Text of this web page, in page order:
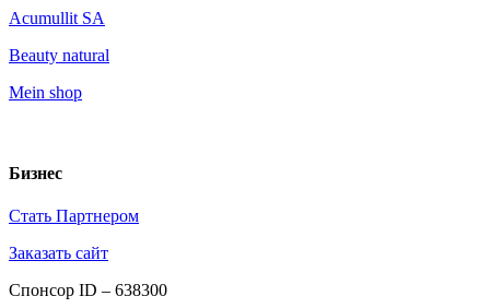
Acumullit SA
Beauty natural
Mein shop
Бизнес
Стать Партнером
Заказать сайт
Спонсор ID – 638300